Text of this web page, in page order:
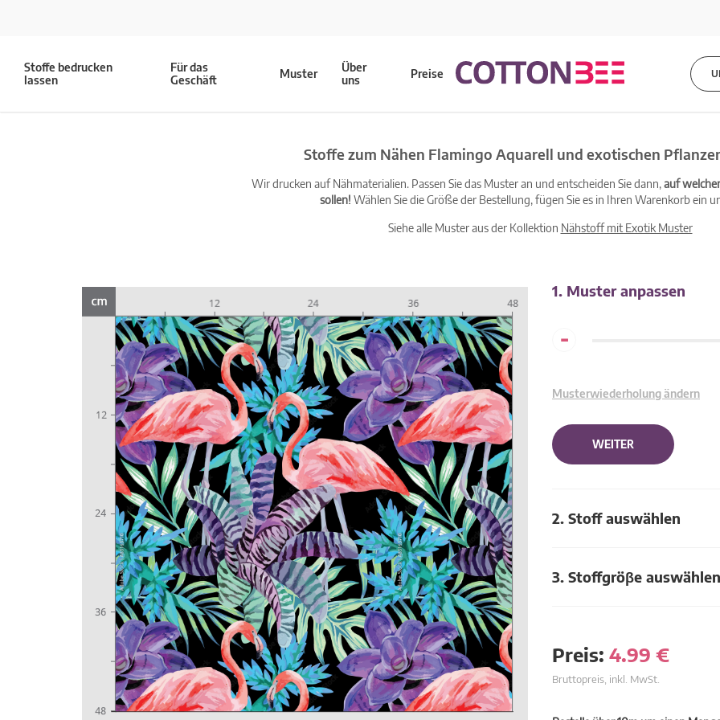
Stoffe bedrucken
lassen
Für das
Geschäft
Muster
Über
uns
Preise
Stoffe zum Nähen Flamingo Aquarell und exotischen
Wir drucken auf Nähmaterialien. Passen Sie das Muster an und entscheiden Sie dann,auf
sollen! Wählen Sie die Größe der Bestellung, fügen Sie es in Ihren Warenkorb ein
Siehe alle Muster aus der Kollektion Nähstoff mit Exotik Muster
1. Muster anpassen
-
Musterwiederholung ändern
WEITER
2. Stoff auswählen
3. Stoffgröβe auswählen
Preis: 4.99 €
Bruttopreis, inkl. MwSt.